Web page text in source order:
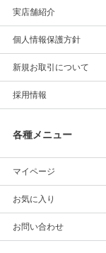
実店舗紹介
個人情報保護方針
新規お取引について
採用情報
各種メニュー
マイページ
お気に入り
お問い合わせ